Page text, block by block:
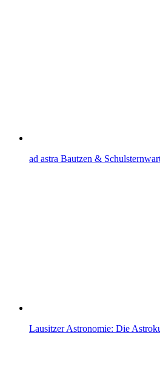
ad astra Bautzen &
Lausitzer Astronomie: Die